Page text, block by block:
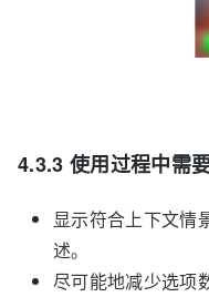
4.3.3 使用过程中需
显示符合上下文情
述。
尽可能地减少选项